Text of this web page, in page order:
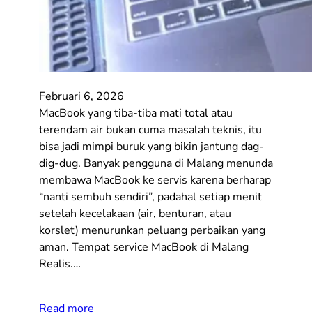
Februari 6, 2026
MacBook yang tiba-tiba mati total atau
terendam air bukan cuma masalah teknis, itu
bisa jadi mimpi buruk yang bikin jantung dag-
dig-dug. Banyak pengguna di Malang menunda
membawa MacBook ke servis karena berharap
“nanti sembuh sendiri”, padahal setiap menit
setelah kecelakaan (air, benturan, atau
korslet) menurunkan peluang perbaikan yang
aman. Tempat service MacBook di Malang
Realis.…
Read more